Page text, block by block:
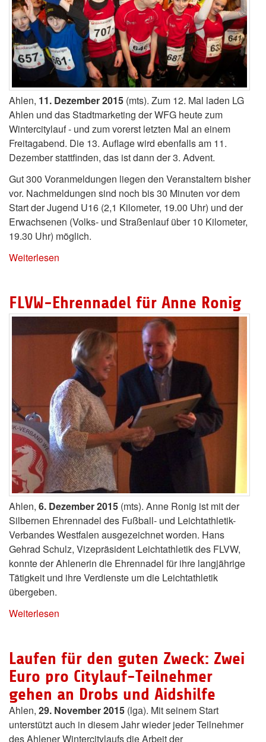
Ahlen, 11. Dezember 2015 (mts). Zum 12. Mal laden LG
Ahlen und das Stadtmarketing der WFG heute zum
Wintercitylauf - und zum vorerst letzten Mal an einem
Freitagabend. Die 13. Auflage wird ebenfalls am 11.
Dezember stattfinden, das ist dann der 3. Advent.
Gut 300 Voranmeldungen liegen den Veranstaltern bisher
vor. Nachmeldungen sind noch bis 30 Minuten vor dem
Start der Jugend U16 (2,1 Kilometer, 19.00 Uhr) und der
Erwachsenen (Volks- und Straßenlauf über 10 Kilometer,
19.30 Uhr) möglich.
Weiterlesen
FLVW-Ehrennadel für Anne Ronig
Ahlen, 6. Dezember 2015 (mts). Anne Ronig ist mit der
Silbernen Ehrennadel des Fußball- und Leichtathletik-
Verbandes Westfalen ausgezeichnet worden. Hans
Gehrad Schulz, Vizepräsident Leichtathletik des FLVW,
konnte der Ahlenerin die Ehrennadel für ihre langjährige
Tätigkeit und ihre Verdienste um die Leichtathletik
übergeben.
Weiterlesen
Laufen für den guten Zweck: Zwei
Euro pro Citylauf-Teilnehmer
gehen an Drobs und Aidshilfe
Ahlen, 29. November 2015 (lga). Mit seinem Start
unterstützt auch in diesem Jahr wieder jeder Teilnehmer
des Ahlener Wintercitylaufs die Arbeit der